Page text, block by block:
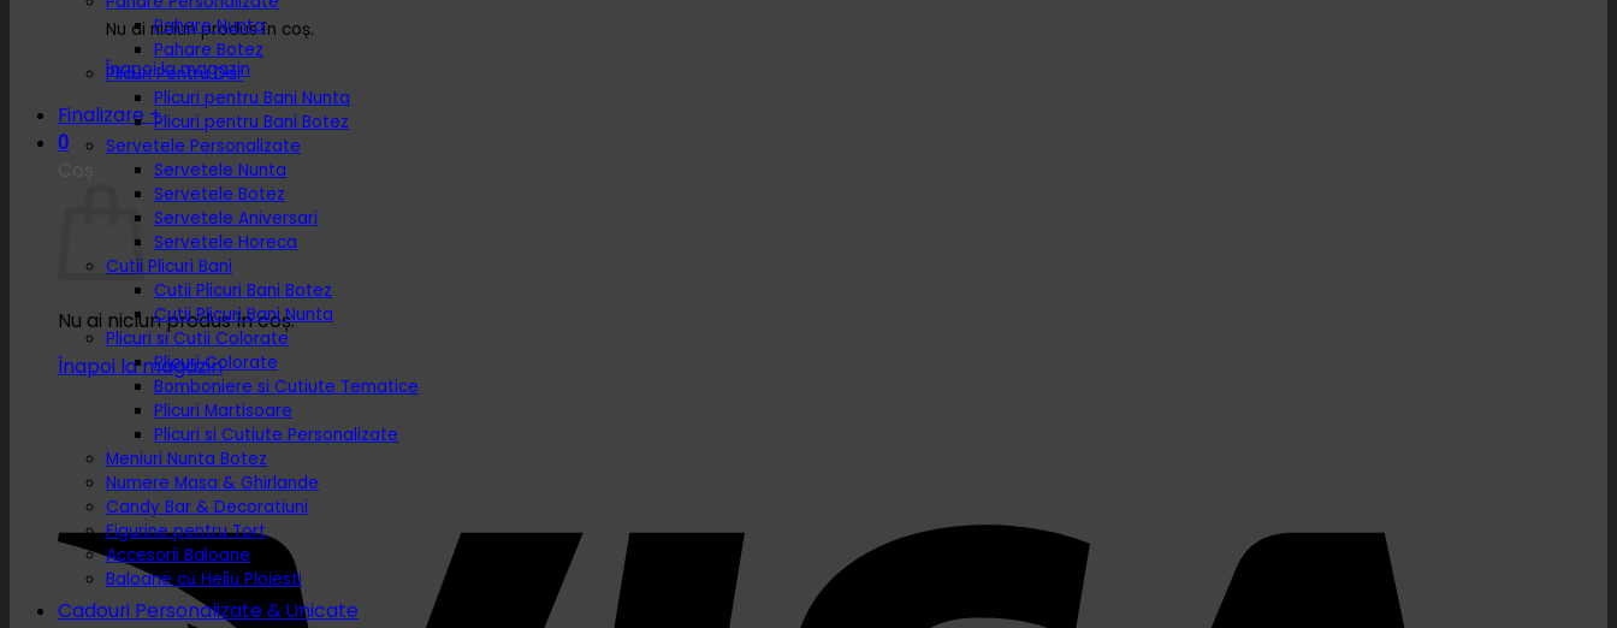
Nu ai niciun produs în coș.
Înapoi la magazin
Finalizare +
0
Nu ai niciun produs în coș.
Înapoi la magazin
Pahare Nunta
Pahare Botez
Plicuri Pentru Dar
Plicuri pentru Bani Nunta
Plicuri pentru Bani Botez
Servetele Personalizate
Servetele Nunta
Servetele Botez
Servetele Aniversari
Servetele Horeca
Cutii Plicuri Bani
Cutii Plicuri Bani Botez
Cutii Plicuri Bani Nunta
Plicuri si Cutii Colorate
Plicuri Colorate
Bomboniere si Cutiute Tematice
Plicuri Martisoare
Plicuri si Cutiute Personalizate
Meniuri Nunta Botez
Numere Masa & Ghirlande
Candy Bar & Decoratiuni
Figurine pentru Tort
Accesorii Baloane
Baloane cu Heliu Ploiesti
Cadouri Personalizate & Unicate